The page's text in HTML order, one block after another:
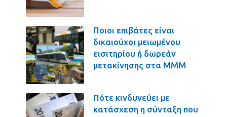
Ποιοι επιβάτες είναι
δικαιούχοι μειωμένου
εισιτηρίου ή δωρεάν
μετακίνησης στα ΜΜΜ
Πότε κινδυνεύει με
κατάσχεση η σύνταξη που